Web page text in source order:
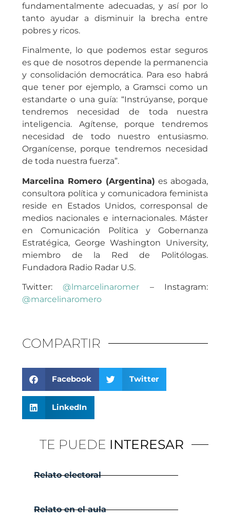
fundamentalmente adecuadas, y así por lo
tanto ayudar a disminuir la brecha entre
pobres y ricos.
Finalmente, lo que podemos estar seguros
es que de nosotros depende la permanencia
y consolidación democrática. Para eso habrá
que tener por ejemplo, a Gramsci como un
estandarte o una guía: “Instrúyanse, porque
tendremos necesidad de toda nuestra
inteligencia. Agítense, porque tendremos
necesidad de todo nuestro entusiasmo.
Organícense, porque tendremos necesidad
de toda nuestra fuerza”.
Marcelina Romero (Argentina) es abogada,
consultora política y comunicadora feminista
reside en Estados Unidos, corresponsal de
medios nacionales e internacionales. Máster
en Comunicación Política y Gobernanza
Estratégica, George Washington University,
miembro de la Red de Politólogas.
Fundadora Radio Radar U.S.
Twitter: @lmarcelinaromer – Instagram:
@marcelinaromero
COMPARTIR
Facebook Twitter
LinkedIn
TE PUEDE INTERESAR
Relato electoral
Relato en el aula